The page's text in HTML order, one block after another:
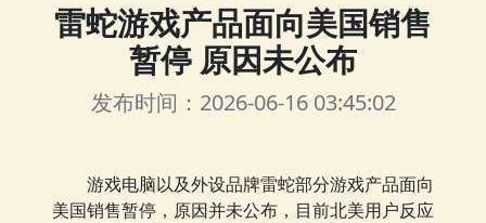
雷蛇游戏产品面向美国销售
暂停 原因未公布
发布时间：2026-06-16 03:45:02
游戏电脑以及外设品牌雷蛇部分游戏产品面向
美国销售暂停，原因并未公布，目前北美用户反应